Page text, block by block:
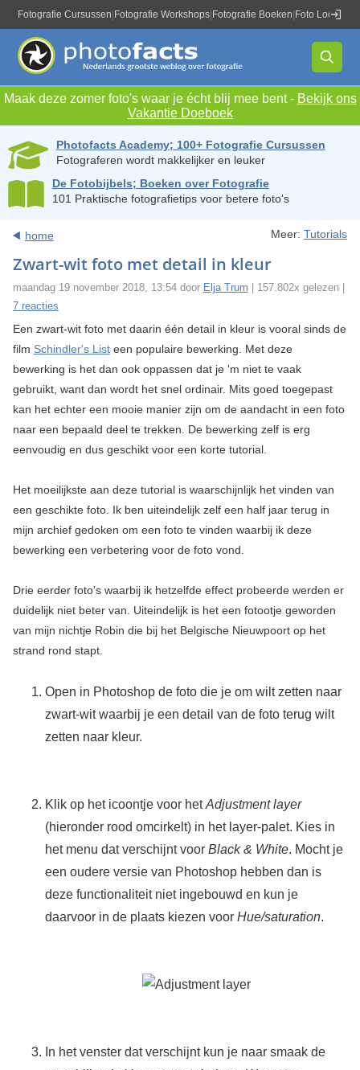
Fotografie Cursussen Fotografie Workshops Fotografie Boeken Foto Locaties
Maak deze zomer foto's waar je écht blij mee bent - Bekijk ons
Vakantie Doeboek
Photofacts Academy; 100+ Fotografie Cursussen
Fotograferen wordt makkelijker en leuker
De Fotobijbels; Boeken over Fotografie
101 Praktische fotografietips voor betere foto's
home Meer:Tutorials
Zwart-wit foto met detail in kleur
maandag 19 november 2018, 13:54 door Elja Trum | 157.802x gelezen |
7 reacties
Een zwart-wit foto met daarin één detail in kleur is vooral sinds de
film Schindler's Listeen populaire bewerking. Met deze
bewerking is het dan ook oppassen dat je 'm niet te vaak
gebruikt, want dan wordt het snel ordinair. Mits goed toegepast
kan het echter een mooie manier zijn om de aandacht in een foto
naar een bepaald deel te trekken. De bewerking zelf is erg
eenvoudig en dus geschikt voor een korte tutorial.
Het moeilijkste aan deze tutorial is waarschijnlijk het vinden van
een geschikte foto. Ik ben uiteindelijk zelf een half jaar terug in
mijn archief gedoken om een foto te vinden waarbij ik deze
bewerking een verbetering voor de foto vond.
Drie eerder foto's waarbij ik hetzelfde effect probeerde werden er
duidelijk niet beter van. Uiteindelijk is het een fotootje geworden
van mijn nichtje Robin die bij het Belgische Nieuwpoort op het
strand rond stapt.
Open in Photoshop de foto die je om wilt zetten naar
zwart-wit waarbij je een detail van de foto terug wilt
zetten naar kleur.
Klik op het icoontje voor hetAdjustment layer
(hieronder rood omcirkelt) in het layer-palet. Kies in
het menu dat verschijnt voor Black & White. Mocht je
een oudere versie van Photoshop hebben dan is
deze functionaliteit niet ingebouwd en kun je
daarvoor in de plaats kiezen voor Hue/saturation.
In het venster dat verschijnt kun je naar smaak de